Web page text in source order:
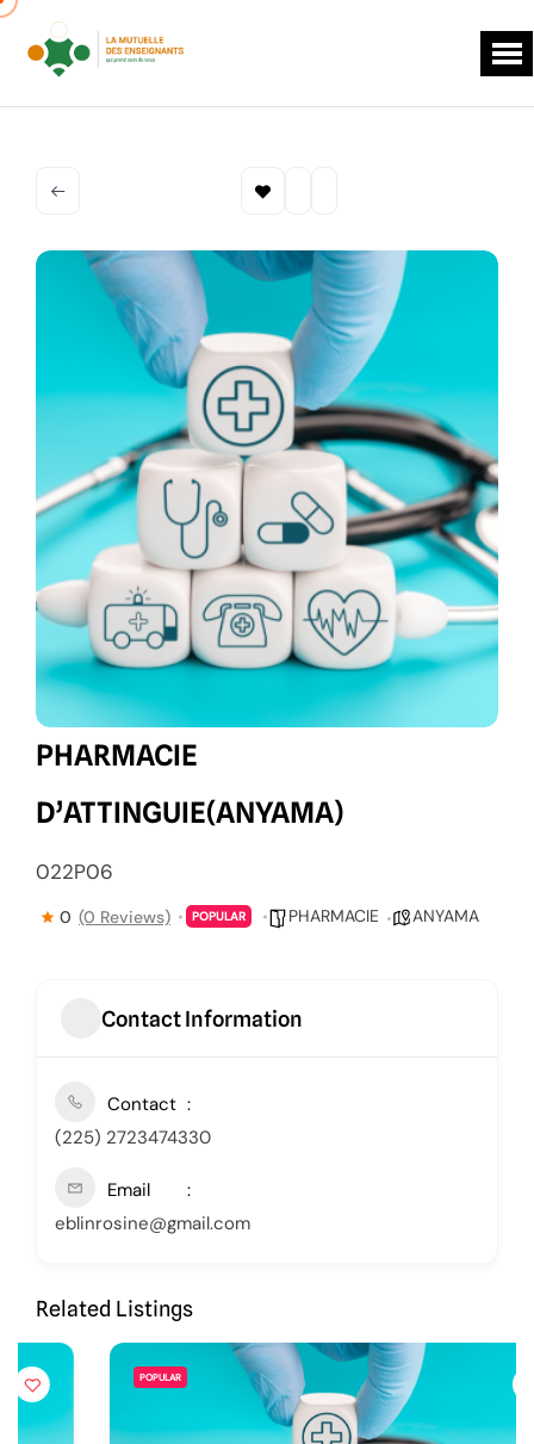
PHARMACIE
D’ATTINGUIE(ANYAMA)
022P06
0 (0 Reviews) POPULAR PHARMACIE ANYAMA
Contact Information
Contact
(225) 2723474330
Email
eblinrosine@gmail.com
Related Listings